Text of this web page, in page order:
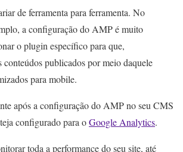
de ferramenta para ferramenta. No
a configuração do AMP é muito
o plugin específico para que,
conteúdos publicados por meio daquele
para mobile.
após a configuração do AMP no seu CMS
configurado para oGoogle Analytics.
toda a performance do seu site, até